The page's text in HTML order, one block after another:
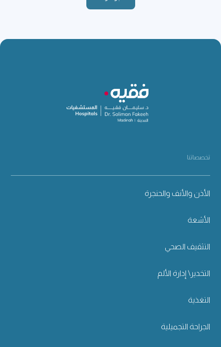
تخصصاتنا
الأذن والأنف والحنجرة
الأشعة
التثقيف الصحي
التخدير\ إدارة الألم
التغذية
الجراحة التجميلية